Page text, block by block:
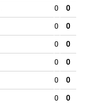
0 0
0 0
0 0
0 0
0 0
0 0